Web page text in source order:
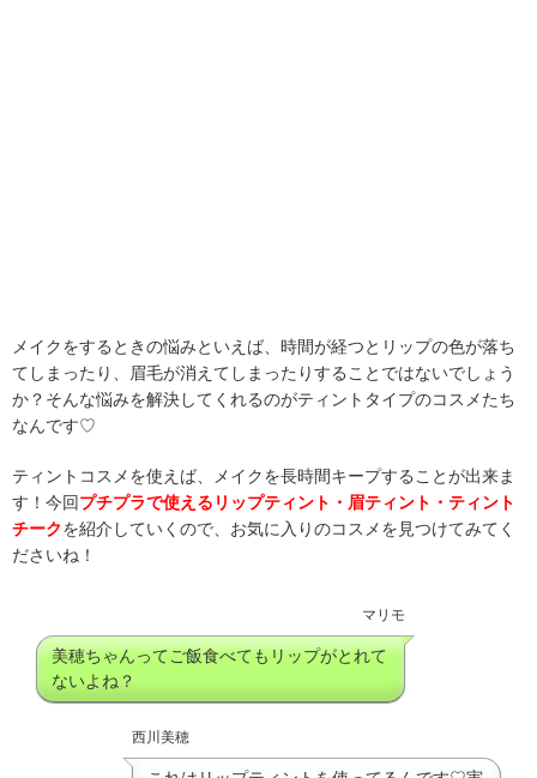
メイクをするときの悩みといえば、時間が経つとリップの色が落ち
てしまったり、眉毛が消えてしまったりすることではないでしょう
か？そんな悩みを解決してくれるのがティントタイプのコスメたち
なんです♡
ティントコスメを使えば、メイクを長時間キープすることが出来ま
す！今回プチプラで使えるリップティント・眉ティント・ティント
チークを紹介していくので、お気に入りのコスメを見つけてみてく
ださいね！
マリモ
美穂ちゃんってご飯食べてもリップがとれて
ないよね？
西川美穂